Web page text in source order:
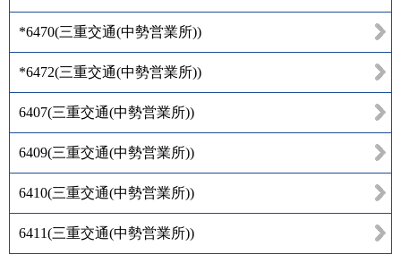
*6470(三重交通(中勢営業所))
*6472(三重交通(中勢営業所))
6407(三重交通(中勢営業所))
6409(三重交通(中勢営業所))
6410(三重交通(中勢営業所))
6411(三重交通(中勢営業所))